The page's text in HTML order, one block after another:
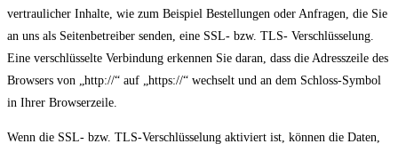
vertraulicher Inhalte, wie zum Beispiel Bestellungen oder Anfragen, die Sie
an uns als Seitenbetreiber senden, eine SSL- bzw. TLS- Verschlüsselung.
Eine verschlüsselte Verbindung erkennen Sie daran, dass die Adresszeile des
Browsers von „http://“ auf „https://“ wechselt und an dem Schloss-Symbol
in Ihrer Browserzeile.
Wenn die SSL- bzw. TLS-Verschlüsselung aktiviert ist, können die Daten,